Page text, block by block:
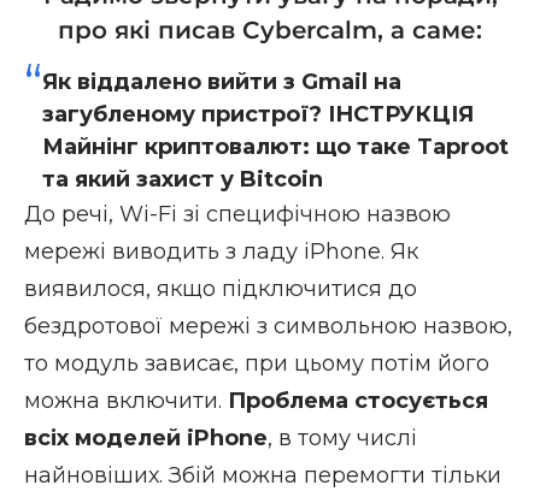
про які писав Cybercalm, а саме:
Як віддалено вийти з Gmail на
загубленому пристрої? ІНСТРУКЦІЯ
Майнінг криптовалют: що таке Taproot
та який захист у Bitcoin
До речі, Wi-Fi зі специфічною назвою
мережі виводить з ладу iPhone. Як
виявилося, якщо підключитися до
бездротової мережі з символьною назвою,
то модуль зависає, при цьому потім його
можна включити. Проблема стосується
всіх моделей iPhone, в тому числі
найновіших. Збій можна перемогти тільки